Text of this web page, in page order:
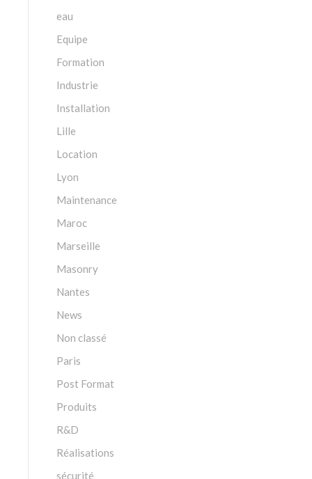
eau
Equipe
Formation
Industrie
Installation
Lille
Location
Lyon
Maintenance
Maroc
Marseille
Masonry
Nantes
News
Non classé
Paris
Post Format
Produits
R&D
Réalisations
sécurité